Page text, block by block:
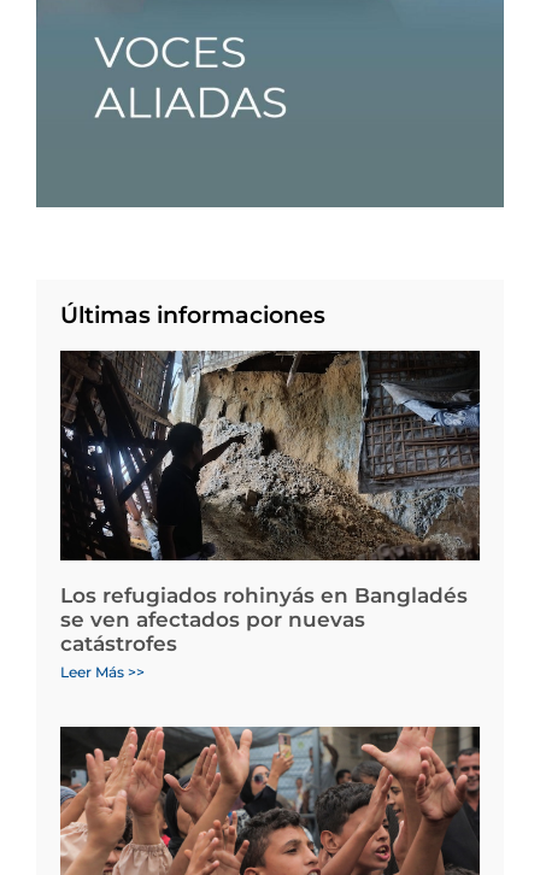
Últimas informaciones
Los refugiados rohinyás en Bangladés
se ven afectados por nuevas
catástrofes
Leer Más >>